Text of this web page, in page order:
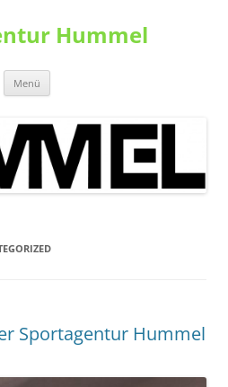
Hummel
Menü
Sportagentur Hummel